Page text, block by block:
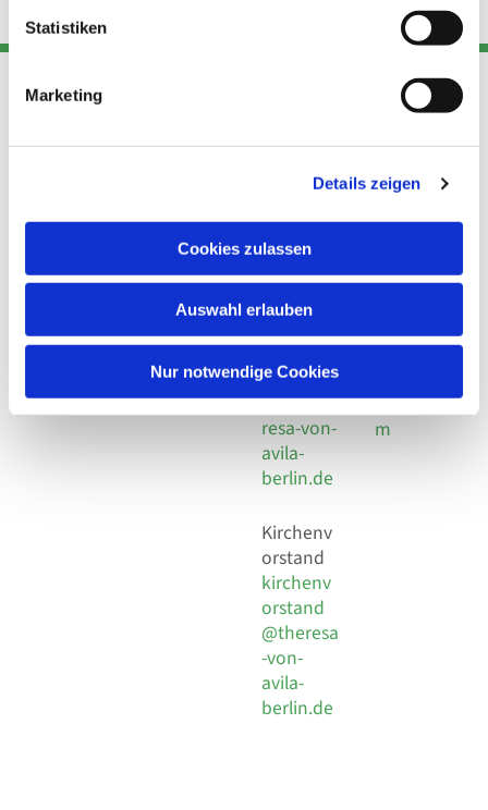
Statistiken
Marketing
Details zeigen
Cookies zulassen
Auswahl erlauben
Nur notwendige Cookies
Adresse
Kirchengemeinde Pfarrei
Hl. Theresa von Avila Berlin
Leitender Pfarrer - Norbert
Behaimstr. 39
Kont
Telefon
+49 30
924 64 28
Fax +49
30 924 54
18
E-Mail
info@the
resa-von-
avila-
berlin.de
Kirchenv
orstand
kirchenv
orstand
@theresa
-von-
avila-
berlin.de
Links
Datensch
utz
Social
Impressu
m